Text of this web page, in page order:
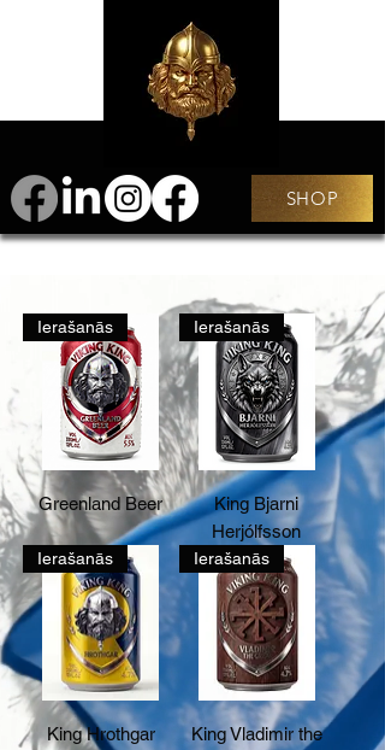
SHOP
Ierašanās
Greenland Beer
Ierašanās
King Bjarni
Herjólfsson
Ierašanās
King Hrothgar
Ierašanās
King Vladimir the